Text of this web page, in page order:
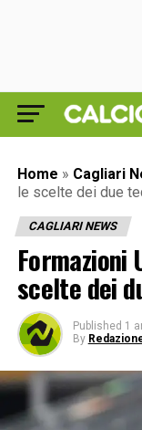
Home » Cagliari
le scelte dei due
CAGLIARI NEWS
scelte dei
Published 1
By